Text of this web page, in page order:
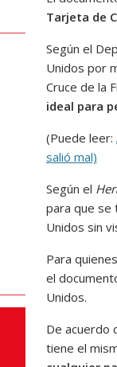
Tarjeta de
Según el
Unidos por
Cruce de la
ideal para
(Puede leer:
salió mal)
Según el
para que se
Unidos sin
Para
el
Unidos.
De acuerdo
tiene el